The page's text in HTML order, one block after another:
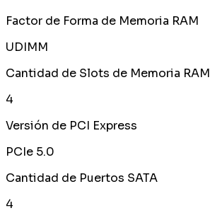
Factor de Forma de Memoria RAM
UDIMM
Cantidad de Slots de Memoria RAM
4
Versión de PCI Express
PCIe 5.0
Cantidad de Puertos SATA
4